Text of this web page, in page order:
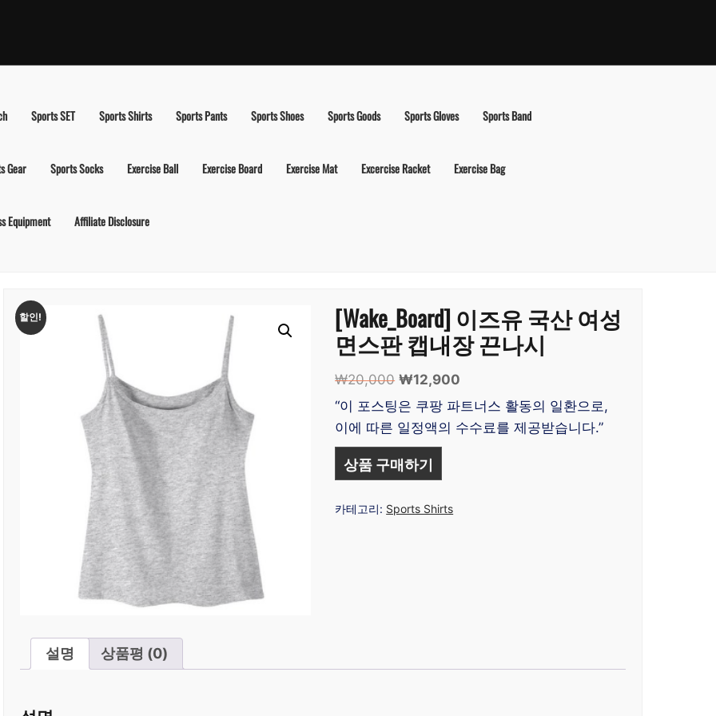
Sports SET Sports Shirts Sports Pants Sports Shoes Sports Goods Sports Gloves Sports Band
Gear Sports Socks Exercise Ball Exercise Board Exercise Mat Excercise Racket Exercise Bag
Equipment Affiliate Disclosure
할인! [Wake_Board] 이즈유 국산 여성
면스판 캡내장 끈나시
₩20,000 원
래
가
격:
₩20,000.
₩12,900
재
가
격:
“이 포스팅은 쿠팡 파트너스 활동의 일환으로,
이에 따른 일정액의 수수료를 제공받습니다.”
상품 구매하기
카테고리: Sports Shirts
설명 상품평 (0)